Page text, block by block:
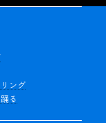
ング
る